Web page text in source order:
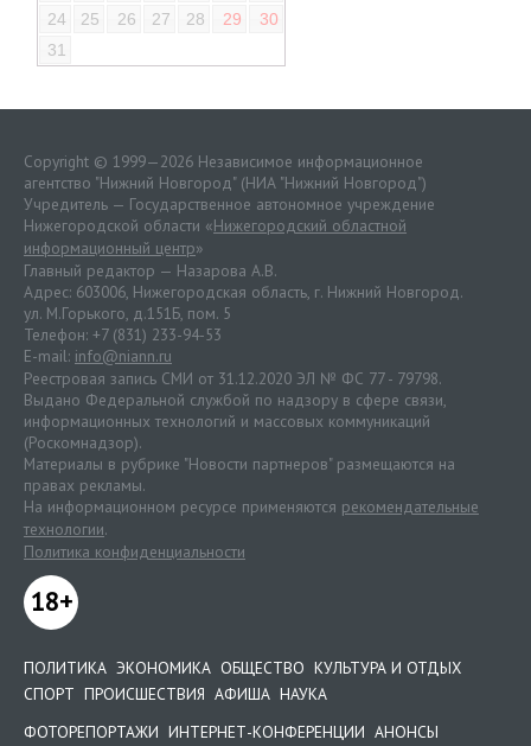
24
25 26 27 28 29
30
31
Copyright © 1999—2026 Независимое информационное
агентство "Нижний Новгород" (НИА "Нижний Новгород")
Учредитель — Государственное автономное учреждение
Нижегородской области «Нижегородский областной
информационный центр»
Главный редактор — Назарова А.В.
Адрес: 603006, Нижегородская область, г. Нижний Новгород.
ул. М.Горького, д.151Б, пом. 5
Телефон: +7 (831) 233-94-53
E-mail: info@niann.ru
Реестровая запись СМИ от 31.12.2020 ЭЛ № ФС 77 - 79798.
Выдано Федеральной службой по надзору в сфере связи,
информационных технологий и массовых коммуникаций
(Роскомнадзор).
Материалы в рубрике "Новости партнеров" размещаются на
правах рекламы.
На информационном ресурсе применяются рекомендательные
технологии.
Политика конфиденциальности
18+
ПОЛИТИКА ЭКОНОМИКА ОБЩЕСТВО КУЛЬТУРА И ОТДЫХ
СПОРТ ПРОИСШЕСТВИЯ АФИША НАУКА
ФОТОРЕПОРТАЖИ ИНТЕРНЕТ-КОНФЕРЕНЦИИ АНОНСЫ